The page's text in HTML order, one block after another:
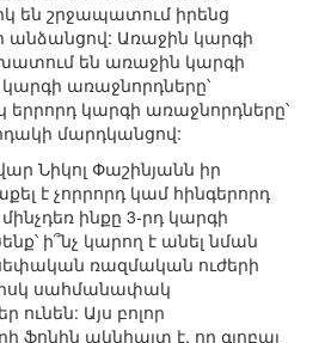
են շրջապատում իրենց
Առաջին կարգի
են առաջին կարգի
առաջնորդները՝
երրորդ կարգի առաջնորդները՝
մարդկանցով:
Նիկոլ Փաշինյանն իր
է չորրորդ կամ հինգերորդ
ինքը 3-րդ կարգի
ի՞նչ կարող է անել նման
ռազմական ուժերի
սահմանափակ
ունեն: Այս բոլոր
ֆոնին ակնհայտ է, որ գլոբալ